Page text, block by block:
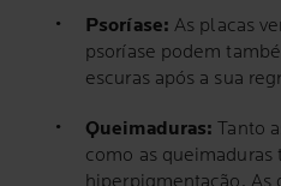
Psoríase: As placas
psoríase podem
escuras após a sua
Queimaduras:Tanto
como as